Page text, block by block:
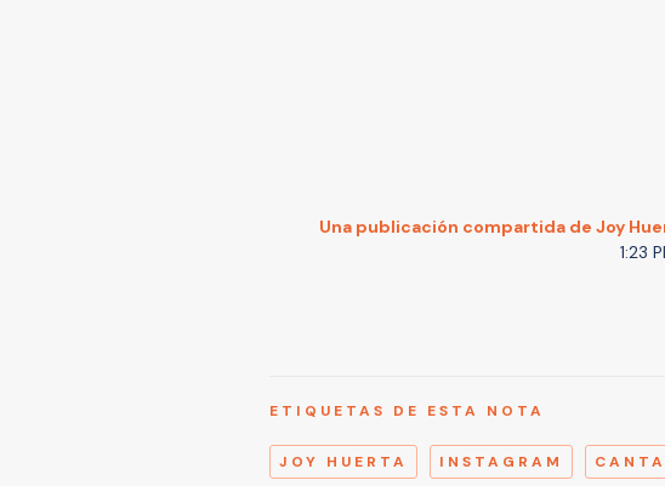
Una publicación compartida de Joy
1:23
ETIQUETAS DE ESTA NOTA
JOY HUERTA INSTAGRAM